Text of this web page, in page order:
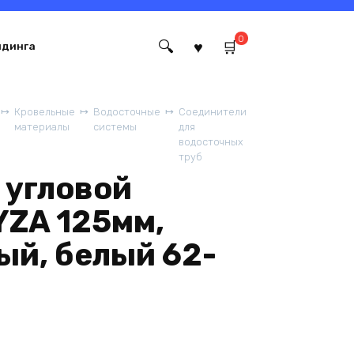
0
Кровельные
материалы
Водосточные
системы
Соединители
для
водосточных
труб
125мм,
белый 62-